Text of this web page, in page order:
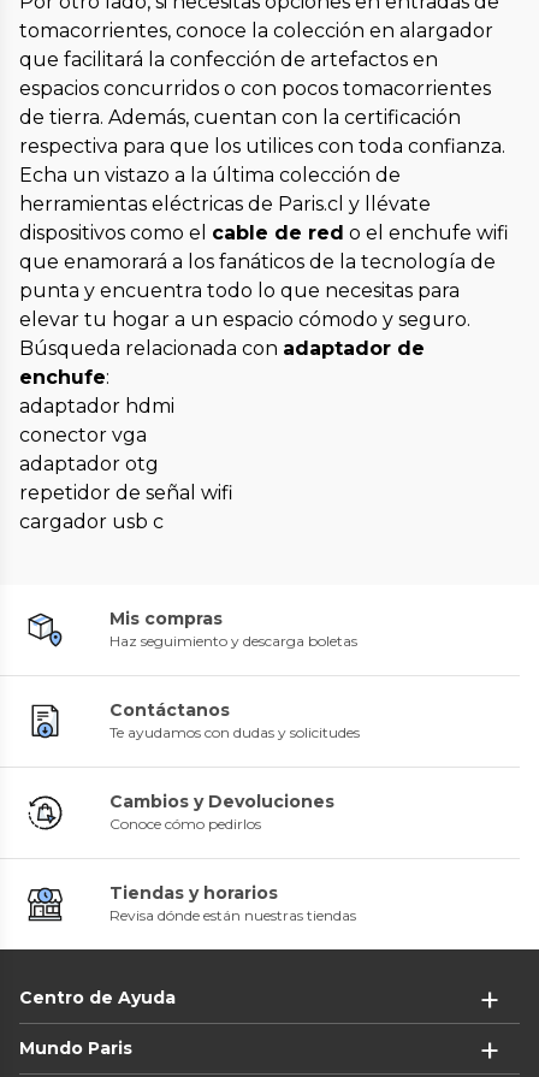
tomacorrientes, conoce la colección en alargador
que facilitará la confección de artefactos en
espacios concurridos o con pocos tomacorrientes
de tierra. Además, cuentan con la certificación
respectiva para que los utilices con toda confianza.
Echa un vistazo a la última colección de
herramientas eléctricas de Paris.cl y llévate
dispositivos como el cable de red o el enchufe wifi
que enamorará a los fanáticos de la tecnología de
punta y encuentra todo lo que necesitas para
elevar tu hogar a un espacio cómodo y seguro.
Búsqueda relacionada con adaptador de
enchufe:
adaptador hdmi
conector vga
adaptador otg
repetidor de señal wifi
cargador usb c
Mis compras
Haz seguimiento y descarga boletas
Contáctanos
Te ayudamos con dudas y solicitudes
Cambios y Devoluciones
Conoce cómo pedirlos
Tiendas y horarios
Revisa dónde están nuestras tiendas
Centro de Ayuda
Mundo Paris